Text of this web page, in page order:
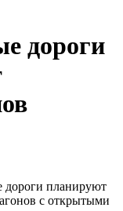
дороги
дороги планируют
с открытыми